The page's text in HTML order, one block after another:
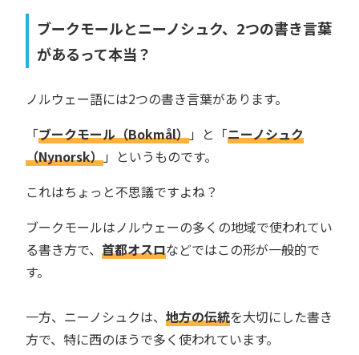
ブークモールとニーノシュク、2つの書き言葉
があるって本当？
ノルウェー語には2つの書き言葉があります。
「ブークモール（Bokmål）」と「ニーノシュク
（Nynorsk）」というものです。
これはちょっと不思議ですよね？
ブークモールはノルウェーの多くの地域で使われてい
る書き方で、 首都オスロなどではこの形が一般的で
す。
一方、ニーノシュクは、 地方の伝統を大切にした書き
方で、特に西のほうで多く使われています。